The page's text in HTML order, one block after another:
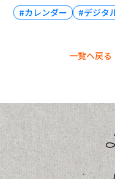
#カレンダー #デジタ
一覧へ戻る